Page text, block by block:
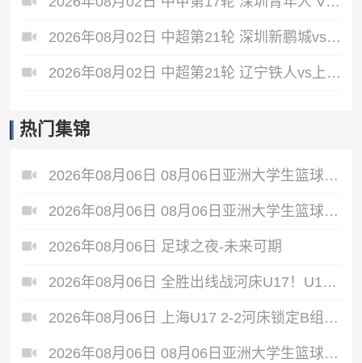
2026年08月02日 中超第21轮 深圳新鹏城vs重庆铜梁龙 全场录像
2026年08月02日 中超第21轮 辽宁铁人vs上海申花 全场录像
热门集锦
2026年08月06日 08月06日亚洲大学生篮球联赛8强赛 清华大学 85 - 81 菲律宾大学 集锦
2026年08月06日 08月06日亚洲大学生篮球联赛8强赛 早稻田大学 78 - 71 高丽大学 集锦
2026年08月06日 足球之夜-未来可期
2026年08月06日 全胜出线战河床U17！U17国足2-1十人药厂U17 赵松源登场1分钟传射
2026年08月06日 上海U17 2-2河床锁定B组第1 吕孟洋点射阿布力米破门 将战A组第2
2026年08月06日 08月06日亚洲大学生篮球联赛8强赛 北京大学 77 - 79 上海交通大学 集锦